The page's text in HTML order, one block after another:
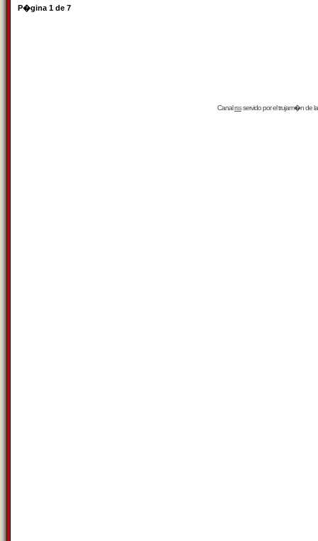
P�gina 1 de 7
Canalrssservido por eltrujam�nde